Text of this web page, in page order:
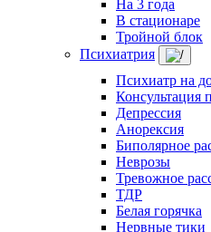
На 3 года
В стационаре
Тройной блок
Психиатрия
Психиатр на
Консультация
Депрессия
Анорексия
Биполярное
Неврозы
Тревожное
ТДР
Белая горячка
Нервные тики